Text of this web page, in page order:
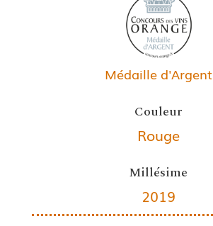
Médaille d'Argent
Couleur
Rouge
Millésime
2019